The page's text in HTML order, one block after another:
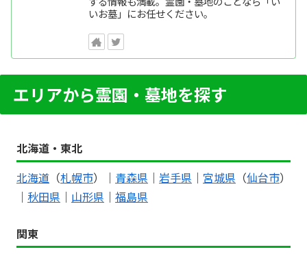
いお墓」にお任せください。
エリアから霊園・墓地を探す
北海道・東北
北海道 （札幌市）｜ 青森県 ｜ 岩手県 ｜ 宮城県 （仙台市）
｜ 秋田県 ｜ 山形県 ｜ 福島県
関東